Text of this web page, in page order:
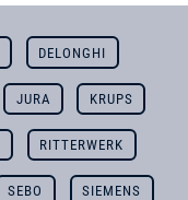
DELONGHI
JURA KRUPS
RITTERWERK
SEBO SIEMENS